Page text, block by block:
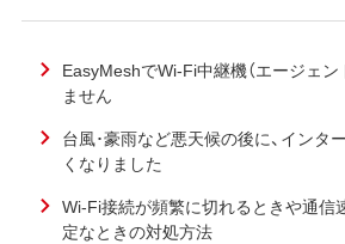
EasyMeshでWi-Fi中継機（エージェン
ません
台風･豪雨など悪天候の後に、インタ
くなりました
Wi-Fi接続が頻繁に切れるときや通信
定なときの対処方法